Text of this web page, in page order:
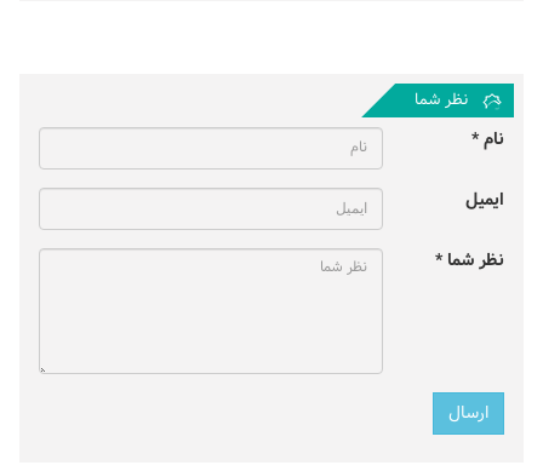
نظر شما
نام *
ایمیل
نظر شما *